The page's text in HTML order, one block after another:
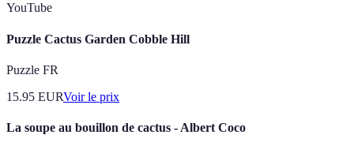
YouTube
Puzzle Cactus Garden Cobble Hill
Puzzle FR
15.95 EURVoir le prix
La soupe au bouillon de cactus - Albert Coco